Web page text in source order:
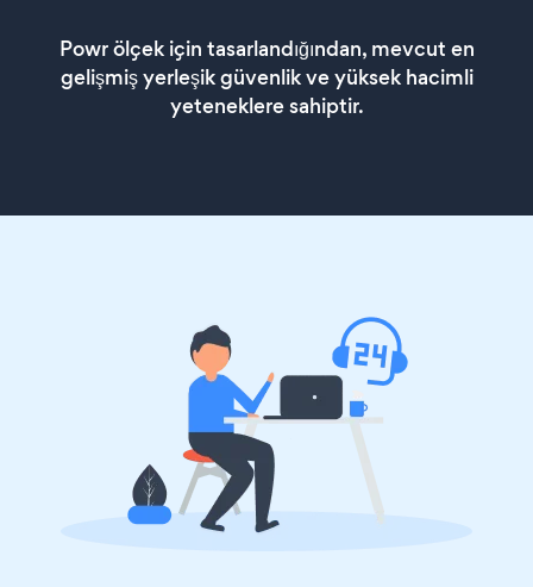
Powr ölçek için tasarlandığından, mevcut en
gelişmiş yerleşik güvenlik ve yüksek hacimli
yeteneklere sahiptir.